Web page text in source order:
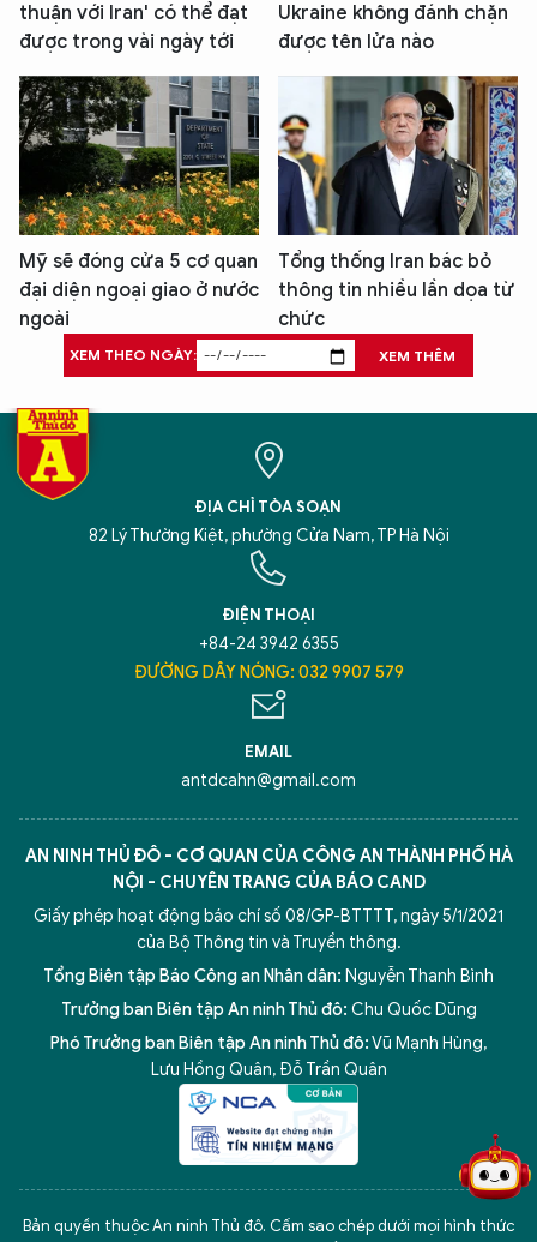
thuận với Iran' có thể đạt
được trong vài ngày tới
Ukraine không đánh chặn
được tên lửa nào
Mỹ sẽ đóng cửa 5 cơ quan
đại diện ngoại giao ở nước
ngoài
Tổng thống Iran bác bỏ
thông tin nhiều lần dọa từ
chức
XEM THEO NGÀY: XEM THÊM
ĐỊA CHỈ TÒA SOẠN
82 Lý Thường Kiệt, phường Cửa Nam, TP Hà Nội
ĐIỆN THOẠI
+84-24 3942 6355
ĐƯỜNG DÂY NÓNG: 032 9907 579
EMAIL
antdcahn@gmail.com
AN NINH THỦ ĐÔ - CƠ QUAN CỦA CÔNG AN THÀNH PHỐ HÀ
NỘI - CHUYÊN TRANG CỦA BÁO CAND
Giấy phép hoạt động báo chí số 08/GP-BTTTT, ngày 5/1/2021
của Bộ Thông tin và Truyền thông.
Tổng Biên tập Báo Công an Nhân dân: Nguyễn Thanh Bình
Trưởng ban Biên tập An ninh Thủ đô: Chu Quốc Dũng
Phó Trưởng ban Biên tập An ninh Thủ đô:Vũ Mạnh Hùng,
Lưu Hồng Quân, Đỗ Trần Quân
Bản quyền thuộc An ninh Thủ đô. Cấm sao chép dưới mọi hình thức
5 điểm nghẽn của Hà Nội giải pháp xử lý điểm nghẽn của